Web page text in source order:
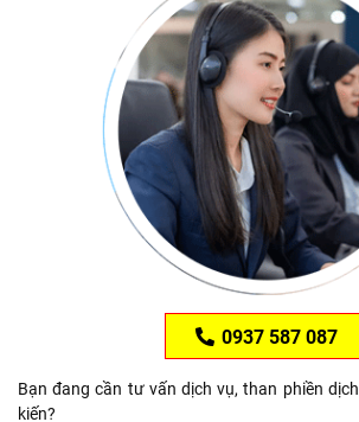
0937 587 087
Bạn đang cần tư vấn dịch vụ, than phiền
kiến?